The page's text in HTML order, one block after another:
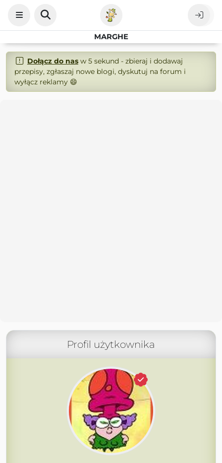
MARGHE
Dołącz do nasw 5 sekund - zbieraj i dodawaj
przepisy, zgłaszaj nowe blogi, dyskutuj na forum i
wyłącz reklamy 😄
Profil użytkownika